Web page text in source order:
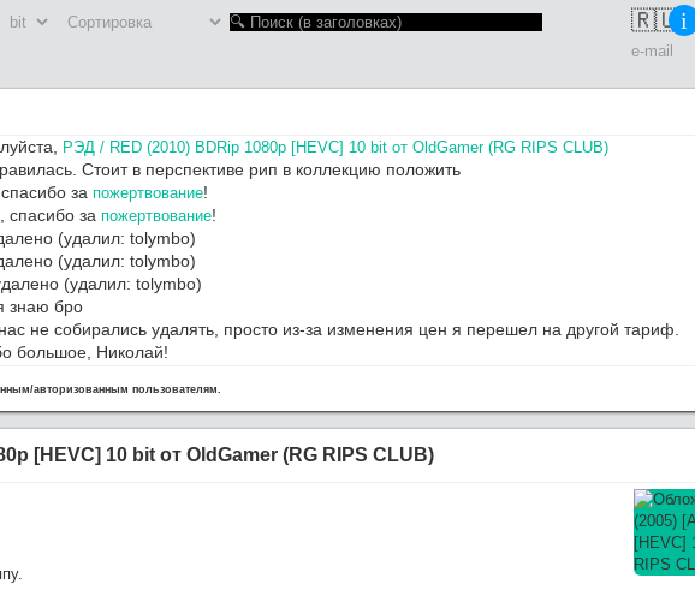
🇷🇺 i
РЭД / RED (2010) BDRip 1080p [HEVC] 10 bit от OldGamer (RG RIPS CLUB)
Стоит в перспективе рип в коллекцию положить
за пожертвование!
, спасибо за пожертвование!
(удалил: tolymbo)
(удалил: tolymbo)
(удалил: tolymbo)
знаю бро
нас не собирались удалять, просто из-за изменения цен я перешел на другой тариф.
большое, Николай!
удалили
ж,,,,па
(1978) BDRip 1080p [HEVC] 10 bit от OldGamer (RG RIPS CLUB) выложил,
Ближайшие 4 месяца буду сильно занят. Зимой доделаю функционал сайта.
Приключения Тинтина: Тайна Единорога / The Adventures of Tintin: The Secret of the
, omg, надеюсь всё обойдётся лёгким испугом.. готов оказать посильную помощь, в
авторизованным пользователям.
[HEVC] 10 bit от OldGamer (RG RIPS CLUB)